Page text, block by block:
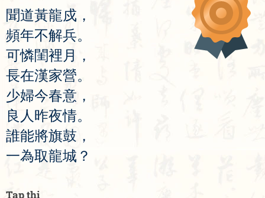
聞道黃龍戍 ，
頻年不解兵。
可憐閨裡 月
，
長在漢家營。
少婦今春意 ，
良 人 昨夜情。
誰能將旗鼓 ，
一為取龍城 ？
Tạp thi